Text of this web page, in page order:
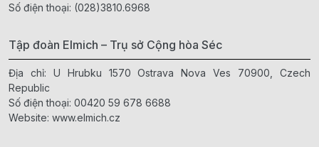
Số điện thoại: (028)3810.6968
Tập đoàn Elmich – Trụ sở Cộng hòa Séc
Địa chỉ: U Hrubku 1570 Ostrava Nova Ves 70900, Czech
Republic
Số điện thoại: 00420 59 678 6688
Website: www.elmich.cz